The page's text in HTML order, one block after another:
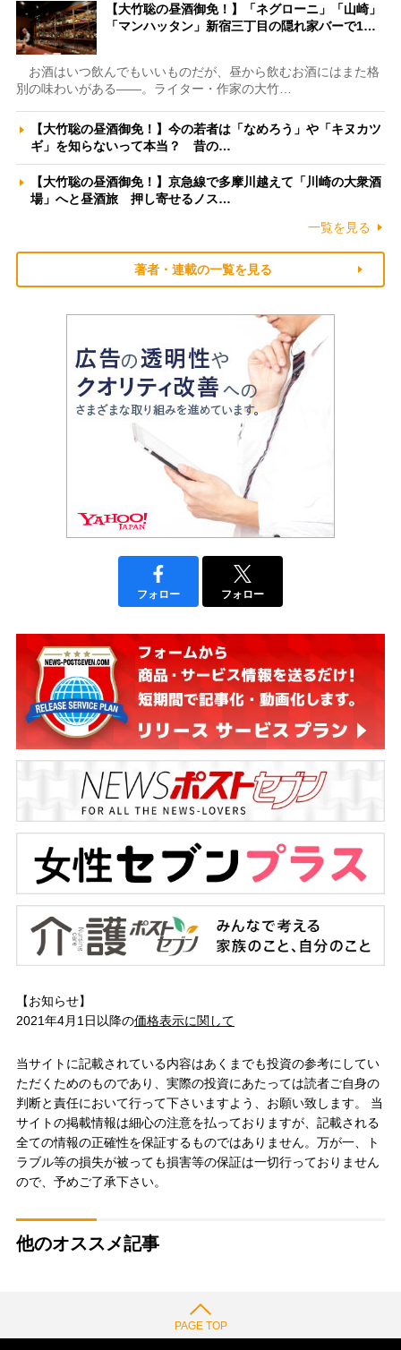
【大竹聡の昼酒御免！】「ネグローニ」「山崎」
「マンハッタン」新宿三丁目の隠れ家バーで1…
お酒はいつ飲んでもいいものだが、昼から飲むお酒にはまた格
別の味わいがある――。ライター・作家の大竹…
【大竹聡の昼酒御免！】今の若者は「なめろう」や「キヌカツ
ギ」を知らないって本当？ 昔の…
【大竹聡の昼酒御免！】京急線で多摩川越えて「川崎の大衆酒
場」へと昼酒旅 押し寄せるノス…
一覧を見る
著者・連載の一覧を見る
フォロー フォロー
【お知らせ】
2021年4月1日以降の価格表示に関して
当サイトに記載されている内容はあくまでも投資の参考にしてい
ただくためのものであり、実際の投資にあたっては読者ご自身の
判断と責任において行って下さいますよう、お願い致します。 当
サイトの掲載情報は細心の注意を払っておりますが、記載される
全ての情報の正確性を保証するものではありません。万が一、ト
ラブル等の損失が被っても損害等の保証は一切行っておりません
ので、予めご了承下さい。
他のオススメ記事
PAGE TOP